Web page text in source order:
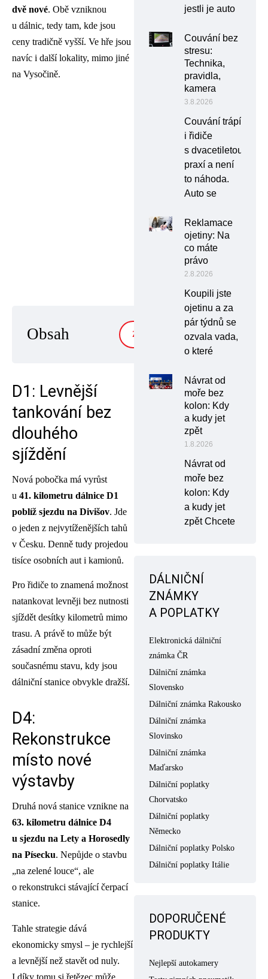
dvě nové. Obě vzniknou
u dálnic, tedy tam, kde jsou
ceny tradičně vyšší. Ve hře jsou
navíc i další lokality, mimo jiné
na Vysočině.
Obsah ZOBRAZIT
D1: Levnější
tankování bez
dlouhého
sjíždění
Nová pobočka má vyrůst
u 41. kilometru dálnice D1
poblíž sjezdu na Divišov. Jde
o jeden z nejvytíženějších tahů
v Česku. Denně tudy projedou
tisíce osobních aut i kamionů.
Pro řidiče to znamená možnost
natankovat levněji bez nutnosti
sjíždět desítky kilometrů mimo
trasu. A právě to může být
zásadní změna oproti
současnému stavu, kdy jsou
dálniční stanice obvykle dražší.
D4:
Rekonstrukce
místo nové
výstavby
Druhá nová stanice vznikne na
63. kilometru dálnice D4
u sjezdu na Lety a Horosedly
na Písecku. Nepůjde o stavbu
„na zelené louce“, ale
o rekonstrukci stávající čerpací
stanice.
Tahle strategie dává
ekonomicky smysl – je rychlejší
a levnější než stavět od nuly.
I díky tomu si řetězec může
jestli je auto
Couvání bez
stresu:
Technika,
pravidla,
kamera
3.8.2026
Couvání trápí
i řidiče
s dvacetiletou
praxí a není
to náhoda.
Auto se
Reklamace
ojetiny: Na
co máte
právo
2.8.2026
Koupili jste
ojetinu a za
pár týdnů se
ozvala vada,
o které
Návrat od
moře bez
kolon: Kdy
a kudy jet
zpět
1.8.2026
Návrat od
moře bez
kolon: Kdy
a kudy jet
zpět Chcete
DÁLNIČNÍ
ZNÁMKY
A POPLATKY
Elektronická dálniční
známka ČR
Dálniční známka
Slovensko
Dálniční známka Rakousko
Dálniční známka
Slovinsko
Dálniční známka
Maďarsko
Dálniční poplatky
Chorvatsko
Dálniční poplatky
Německo
Dálniční poplatky Polsko
Dálniční poplatky Itálie
DOPORUČENÉ
PRODUKTY
Nejlepší autokamery